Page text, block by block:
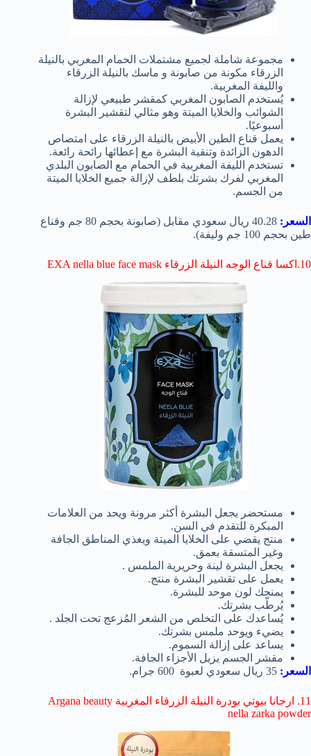
مجموعة شاملة لجميع مشتملات الحمام المغربي بالنيلة
الزرقاء مكونة من صابونة و ماسك بالنيلة الزرقاء
والليفة المغربية.
يُستخدم الصابون المغربي كمقشر طبيعي لإزالة
الشوائب والخلايا الميتة وهو مثالي لتقشير البشرة
أسبوعيًا.
يعمل قناع الطين الأبيض بالنيلة الزرقاء على امتصاص
الدهون الزائدة وتنقية البشرة مع إعطائها رائحة رائعة.
تستخدم الليفة المغربية في الحمام مع الصابون البلدي
المغربي لفرك بشرتك بلطف لإزالة جميع الخلايا الميتة
من الجسم.
السعر:
40.28 ريال سعودي مقابل (صابونة بحجم 80 جم وقناع
طين بحجم 100 جم وليفة).
10.اكسا قناع الوجه النيلة الزرقاء EXA nella blue face mask
مستحضر يجعل البشرة أكثر مرونة ويحد من العلامات
المبكرة للتقدم في السن.
منتج يقضي على الخلايا الميتة ويغذي المناطق الجافة
وغير المتسقة بعمق.
يجعل البشرة لينة وحريرية الملمس .
يعمل على تقشير البشرة منتج.
يمنحك لون موحد للبشرة.
يُرطّب بشرتك.
يُساعدك على التخلص من الشعر المُزعج تحت الجلد .
يضيء ويوحد ملمس بشرتك.
يساعد على إزالة السموم.
مقشر الجسم يزيل الأجزاء الجافة.
السعر: 35 ريال سعودي لعبوة 600 جرام.
11. ارجانا بيوتي بودرة النيلة الزرقاء المغربية Argana beauty
nella zarka powder